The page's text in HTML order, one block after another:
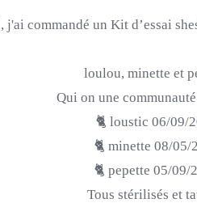
j'ai commandé un Kit d’essai
loulou, minette et
Qui on une
🐈 loustic 06/09/
🐈 minette 08/05/
🐈 pepette 05/09/
Tous stérilisés et